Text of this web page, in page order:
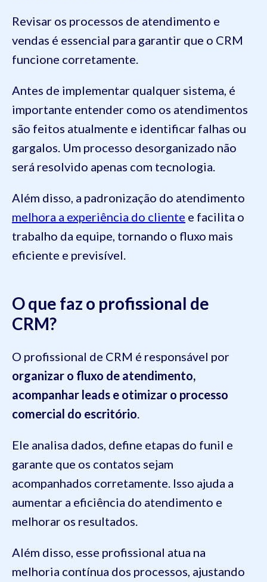
Revisar os processos de atendimento e
vendas é essencial para garantir que o CRM
funcione corretamente.
Antes de implementar qualquer sistema, é
importante entender como os atendimentos
são feitos atualmente e identificar falhas ou
gargalos. Um processo desorganizado não
será resolvido apenas com tecnologia.
Além disso, a padronização do atendimento
melhora a experiência do cliente e facilita o
trabalho da equipe, tornando o fluxo mais
eficiente e previsível.
O que faz o profissional de
CRM?
O profissional de CRM é responsável por
organizar o fluxo de atendimento,
acompanhar leads e otimizar o processo
comercial do escritório
Ele analisa dados, define etapas do funil e
garante que os contatos sejam
acompanhados corretamente. Isso ajuda a
aumentar a eficiência do atendimento e
melhorar os resultados.
Além disso, esse profissional atua na
melhoria contínua dos processos, ajustando